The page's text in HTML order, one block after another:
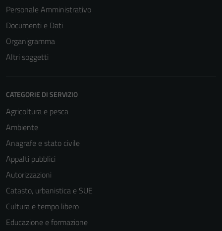
Personale Amministrativo
Documenti e Dati
Organigramma
Altri soggetti
CATEGORIE DI SERVIZIO
Agricoltura e pesca
Ambiente
Anagrafe e stato civile
Appalti pubblici
Autorizzazioni
Catasto, urbanistica e SUE
Cultura e tempo libero
Educazione e formazione